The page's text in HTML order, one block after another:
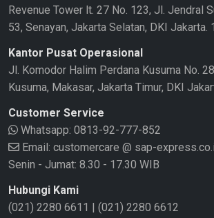
Revenue Tower lt. 27 No. 123, Jl. Jendral
53, Senayan, Jakarta Selatan, DKI Jakarta.
Kantor Pusat Operasional
Jl. Komodor Halim Perdana Kusuma No.
Kusuma, Makasar, Jakarta Timur, DKI
Customer Service
Whatsapp: 0813-92-777-852
Email: customercare @ sap-
Senin - Jumat: 8.30 - 17.30 WIB
Hubungi Kami
(021) 2280 6611 | (021) 2280 6612